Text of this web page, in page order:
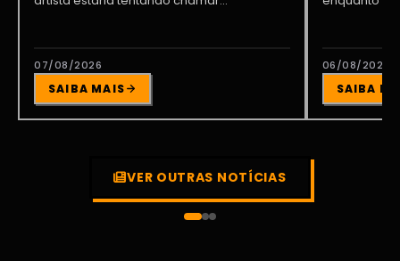
07/08/2026
SAIBA MAIS
06/08/2026
SAIBA
VER OUTRAS NOTÍCIAS